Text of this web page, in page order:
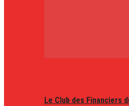
Le Club des Financiers